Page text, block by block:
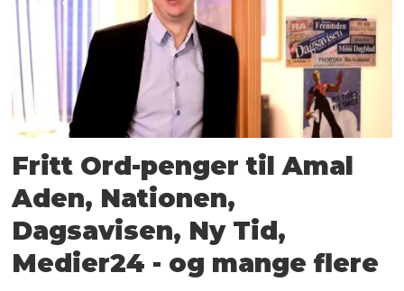
Fritt Ord-penger til Amal
Aden, Nationen,
Dagsavisen, Ny Tid,
Medier24 - og mange flere